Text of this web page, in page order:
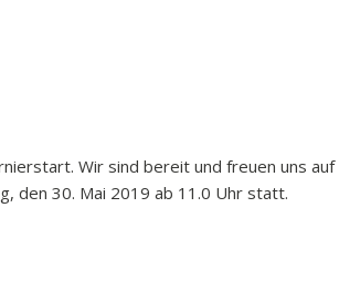
Wir sind bereit und freuen uns
den 30. Mai 2019 ab 11.0 Uhr statt.